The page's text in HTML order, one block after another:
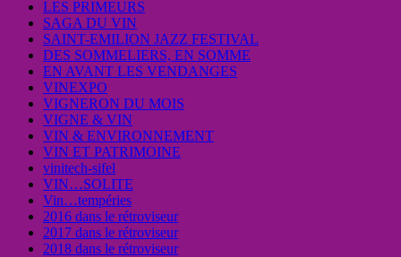
LES PRIMEURS
SAGA DU VIN
SAINT-EMILION JAZZ FESTIVAL
DES SOMMELIERS, EN SOMME
EN AVANT LES VENDANGES
VINEXPO
VIGNERON DU MOIS
VIGNE & VIN
VIN & ENVIRONNEMENT
VIN ET PATRIMOINE
vinitech-sifel
VIN…SOLITE
Vin…tempéries
2016 dans le rétroviseur
2017 dans le rétroviseur
2018 dans le rétroviseur